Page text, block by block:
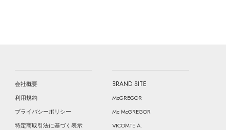
会社概要
利用規約
プライバシーポリシー
特定商取引法に基づく表示
BRAND SITE
McGREGOR
Mc McGREGOR
VICOMTE A.